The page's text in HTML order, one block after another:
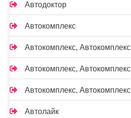
Автодоктор
Автокомплекс
Автокомплекс, Автокомплекс
Автокомплекс, Автокомплекс
Автокомплекс, Автокомплекс
Автолайк